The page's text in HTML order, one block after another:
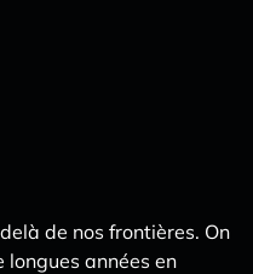
de nos frontières. On
années en